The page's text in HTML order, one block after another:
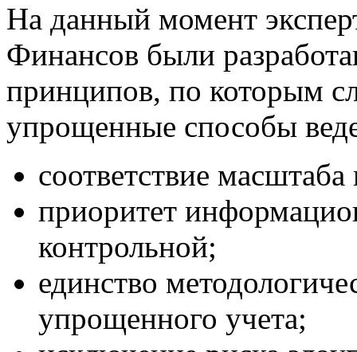
На данный момент
Финансов были
принципов, по которым
упрощенные способы
соответствие
приоритет
контрольной;
единство
упрощенного учета;